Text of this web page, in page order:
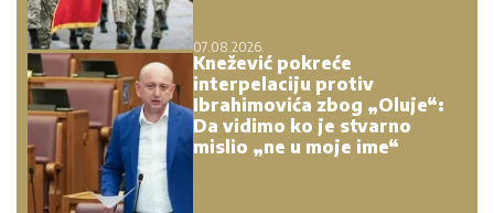
07.08.2026.
Knežević pokreće
interpelaciju protiv
Ibrahimovića zbog „Oluje“:
Da vidimo ko je stvarno
mislio „ne u moje ime“